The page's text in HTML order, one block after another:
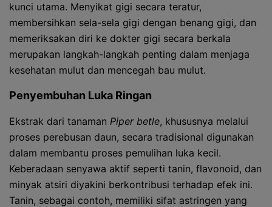
kunci utama. Menyikat gigi secara teratur,
membersihkan sela-sela gigi dengan benang gigi, dan
memeriksakan diri ke dokter gigi secara berkala
merupakan langkah-langkah penting dalam menjaga
kesehatan mulut dan mencegah bau mulut.
Penyembuhan Luka Ringan
Ekstrak dari tanaman Piper betle, khususnya melalui
proses perebusan daun, secara tradisional digunakan
dalam membantu proses pemulihan luka kecil.
Keberadaan senyawa aktif seperti tanin, flavonoid, dan
minyak atsiri diyakini berkontribusi terhadap efek ini.
Tanin, sebagai contoh, memiliki sifat astringen yang